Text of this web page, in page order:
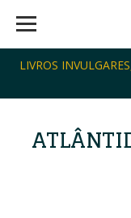
LIVROS